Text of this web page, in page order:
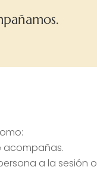
acompañas.
a la sesión o